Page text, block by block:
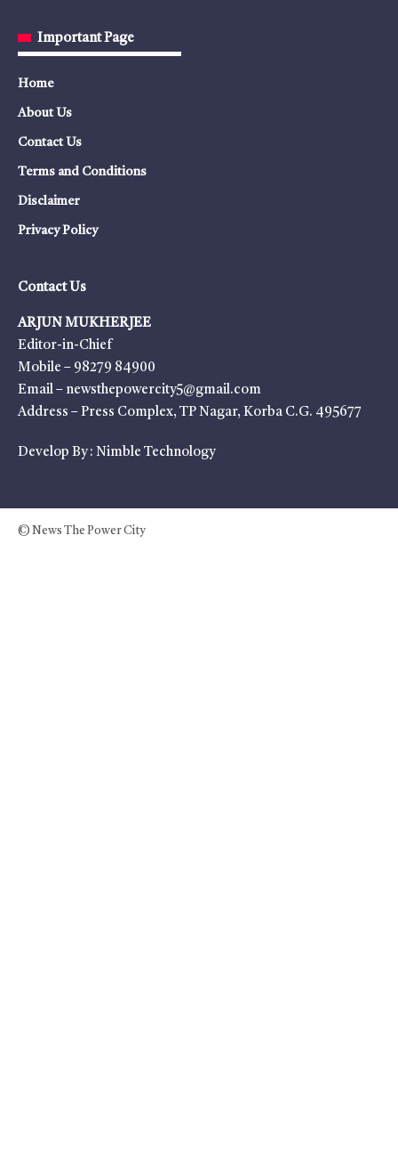
Important Page
Home
About Us
Contact Us
Terms and Conditions
Disclaimer
Privacy Policy
Contact Us
ARJUN MUKHERJEE
Editor-in-Chief
Mobile – 98279 84900
Email – newsthepowercity5@gmail.com
Address – Press Complex, TP Nagar, Korba C.G. 495677
Develop By : Nimble Technology
© News The Power City